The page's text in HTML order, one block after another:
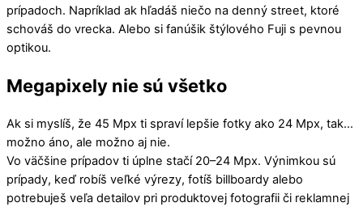
prípadoch. Napríklad ak hľadáš niečo na denný street, ktoré
schováš do vrecka. Alebo si fanúšik štýlového Fuji s pevnou
optikou.
Megapixely nie sú všetko
Ak si myslíš, že 45 Mpx ti spraví lepšie fotky ako 24 Mpx, tak…
možno áno, ale možno aj nie.
Vo väčšine prípadov ti úplne stačí 20–24 Mpx. Výnimkou sú
prípady, keď robíš veľké výrezy, fotíš billboardy alebo
potrebuješ veľa detailov pri produktovej fotografii či reklamnej